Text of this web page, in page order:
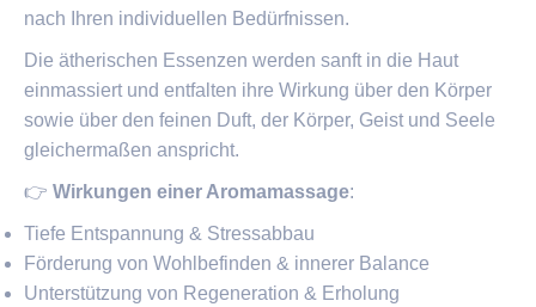
nach Ihren individuellen Bedürfnissen.
Die ätherischen Essenzen werden sanft in die Haut
einmassiert und entfalten ihre Wirkung über den Körper
sowie über den feinen Duft, der Körper, Geist und Seele
gleichermaßen anspricht.
👉 Wirkungen einer Aromamassage:
Tiefe Entspannung & Stressabbau
Förderung von Wohlbefinden & innerer Balance
Unterstützung von Regeneration & Erholung